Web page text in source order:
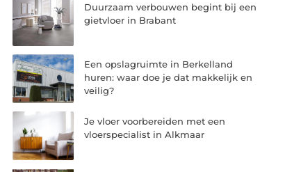
Duurzaam verbouwen begint bij een
gietvloer in Brabant
Een opslagruimte in Berkelland
huren: waar doe je dat makkelijk en
veilig?
Je vloer voorbereiden met een
vloerspecialist in Alkmaar